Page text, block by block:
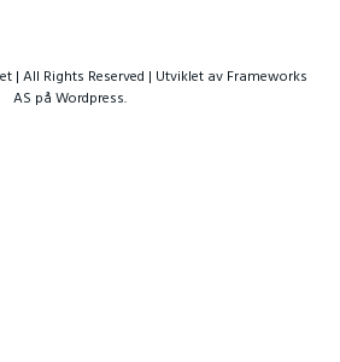
| All Rights Reserved | Utviklet av Frameworks
AS på Wordpress.